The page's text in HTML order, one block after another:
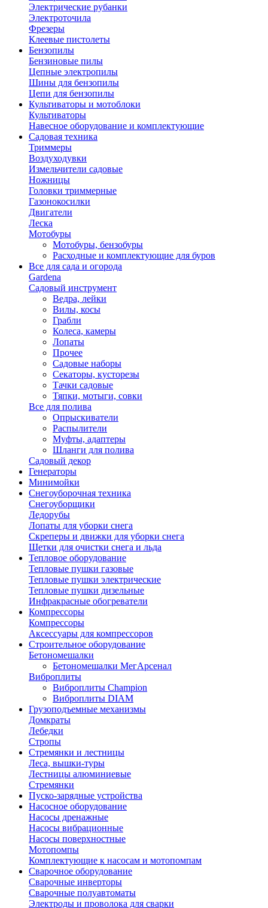
Электрические рубанки
Электроточила
Фрезеры
Клеевые пистолеты
Бензопилы
Бензиновые пилы
Цепные электропилы
Шины для бензопилы
Цепи для бензопилы
Культиваторы и мотоблоки
Культиваторы
Навесное оборудование и комплектующие
Садовая техника
Триммеры
Воздуходувки
Измельчители садовые
Ножницы
Головки триммерные
Газонокосилки
Двигатели
Леска
Мотобуры
Мотобуры, бензобуры
Расходные и комплектующие для буров
Все для сада и огорода
Gardena
Садовый инструмент
Ведра, лейки
Вилы, косы
Грабли
Колеса, камеры
Лопаты
Прочее
Садовые наборы
Секаторы, кусторезы
Тачки садовые
Тяпки, мотыги, совки
Все для полива
Опрыскиватели
Распылители
Муфты, адаптеры
Шланги для полива
Садовый декор
Генераторы
Минимойки
Снегоуборочная техника
Снегоуборщики
Ледорубы
Лопаты для уборки снега
Скреперы и движки для уборки снега
Щетки для очистки снега и льда
Тепловое оборудование
Тепловые пушки газовые
Тепловые пушки электрические
Тепловые пушки дизельные
Инфракрасные обогреватели
Компрессоры
Компрессоры
Аксессуары для компрессоров
Строительное оборудование
Бетономешалки
Бетономешалки МегАрсенал
Виброплиты
Виброплиты Champion
Виброплиты DIAM
Грузоподъемные механизмы
Домкраты
Лебедки
Стропы
Стремянки и лестницы
Леса, вышки-туры
Лестницы алюминиевые
Стремянки
Пуско-зарядные устройства
Насосное оборудование
Насосы дренажные
Насосы вибрационные
Насосы поверхностные
Мотопомпы
Комплектующие к насосам и мотопомпам
Сварочное оборудование
Сварочные инверторы
Сварочные полуавтоматы
Электроды и проволока для сварки